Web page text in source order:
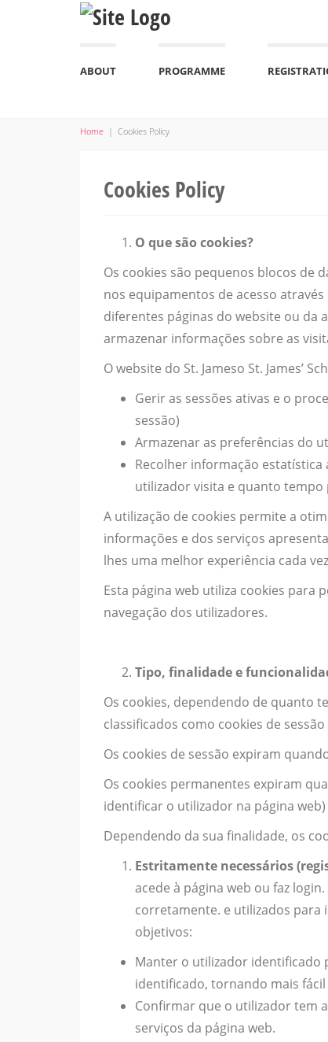
ABOUT PROGRAMME
Home | Cookies Policy
Cookies Policy
O que são cookies?
Os cookies são pequenos blocos de
nos equipamentos de acesso
diferentes páginas do website ou da
armazenar informações sobre as
O website do St. Jameso St. James’
Gerir as sessões ativas e o
sessão)
Armazenar as preferências do
Recolher informação
utilizador visita e quanto tempo
A utilização de cookies permite a
informações e dos serviços
lhes uma melhor experiência cada
Esta página web utiliza cookies para
navegação dos utilizadores.
Tipo, finalidade e
Os cookies, dependendo de quanto
classificados como cookies de
Os cookies de sessão expiram
Os cookies permanentes expiram
identificar o utilizador na página
Dependendo da sua finalidade, os
Estritamente necessários
acede à página web ou faz
corretamente. e utilizados para
objetivos:
Manter o utilizador identificado
identificado, tornando mais
Confirmar que o utilizador tem
serviços da página web.